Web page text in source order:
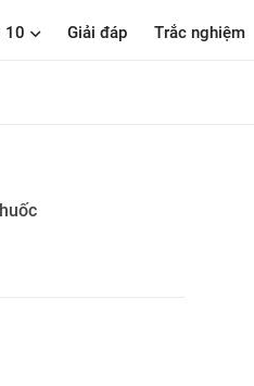
10 Giải đáp Trắc nghiệm